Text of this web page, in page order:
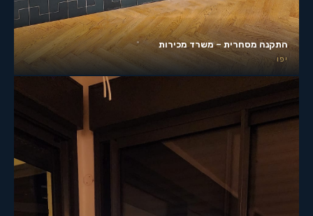
התקנה מסחרית – משרד מכירות
יפו